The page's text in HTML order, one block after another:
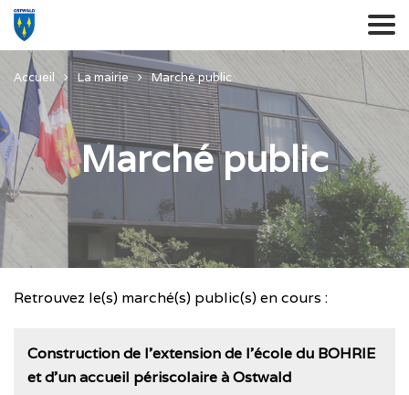
Accueil La mairie Marché public
Marché public
Retrouvez le(s) marché(s) public(s) en cours :
Construction de l’extension de l’école du BOHRIE
et d’un accueil périscolaire à Ostwald